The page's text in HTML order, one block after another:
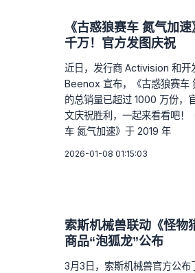
《古惑狼赛车 氮气加
千万！官方发图庆祝
近日，发行商 Activision 和开
Beenox 宣布，《古惑狼赛车
的总销量已超过 1000 万份，
文庆祝胜利，一起来看看吧！
车 氮气加速》于 2019 年
2026-01-08 01:15:03
索斯机械兽联动《怪物
商品“泡狐龙”公布
3月3日，索斯机械兽官方公布